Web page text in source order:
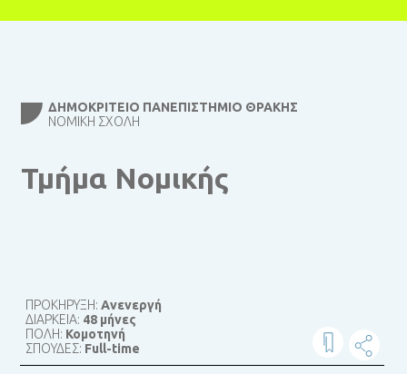
ΔΗΜΟΚΡΊΤΕΙΟ ΠΑΝΕΠΙΣΤΉΜΙΟ ΘΡΆΚΗΣ
ΝΟΜΙΚΉ ΣΧΟΛΉ
Τμήμα Νομικής
ΠΡΟΚΗΡΥΞΗ:Ανενεργή
ΔΙΑΡΚΕΙΑ: 48 μήνες
ΠΟΛΗ: Κομοτηνή
ΣΠΟΥΔΕΣ: Full-time